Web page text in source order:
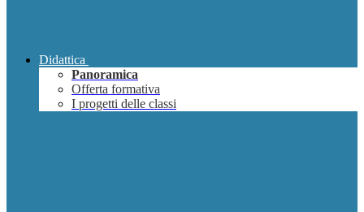
Didattica
Panoramica
Offerta formativa
I progetti delle classi